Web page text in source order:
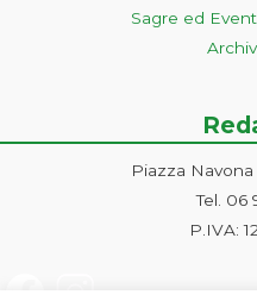
Sagre ed
Piazza
Tel. 06
P.IVA: